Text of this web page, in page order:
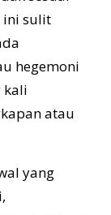
ini sulit
hegemoni
kali
atau
yang